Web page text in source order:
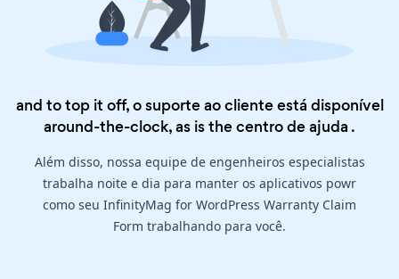
and to top it off, o suporte ao cliente está disponível
around-the-clock, as is thecentro de ajuda .
Além disso, nossa equipe de engenheiros especialistas
trabalha noite e dia para manter os aplicativos powr
como seu InfinityMag for WordPress Warranty Claim
Form trabalhando para você.